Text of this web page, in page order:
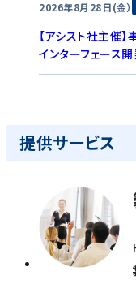
2026年8月28日(金）
【アシスト社主催
インターフェース
提供サービス